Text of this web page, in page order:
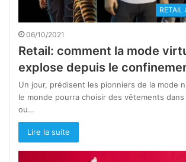
RETAIL
06/10/2021
Retail: comment la mode
explose depuis le
Un jour, prédisent les pionniers de la mode
le monde pourra choisir des vêtements
ou…
Lire la suite